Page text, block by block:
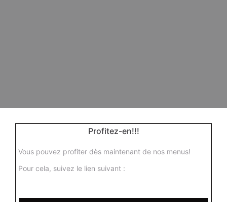
Profitez-en!!!
Vous pouvez profiter dès maintenant de nos menus!
Pour cela, suivez le lien suivant :